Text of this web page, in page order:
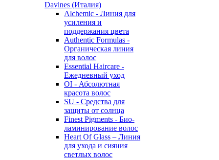
Davines (Италия)
Alchemic - Линия для
усиления и
поддержания цвета
Authentic Formulas -
Органическая линия
для волос
Essential Haircare -
Eжедневный уход
OI - Абсолютная
красота волос
SU - Средства для
защиты от солнца
Finest Pigments - Био-
ламинирование волос
Heart Of Glass – Линия
для ухода и сияния
светлых волос